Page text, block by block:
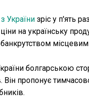
України зріс у п'ять
на українську
болгарською
пропонує